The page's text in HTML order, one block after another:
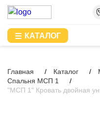
КАТАЛОГ
Главная Каталог
Спальня МСП 1
"МСП 1" Кровать двойная